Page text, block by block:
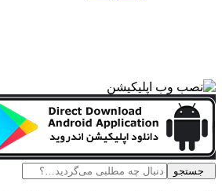
جستجو